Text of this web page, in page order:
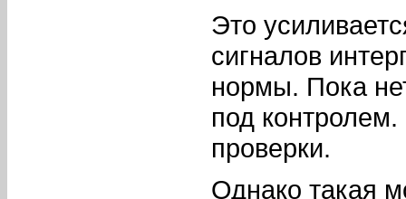
Это
сигналов
нормы. Пока
под
проверки.
Однако такая